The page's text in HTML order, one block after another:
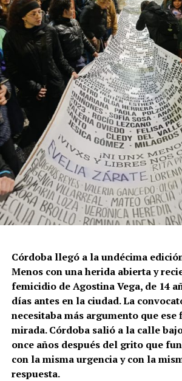
resisten otra avanzada sobre un
Por Francisco Pandolfi
Córdoba llegó a la undécima
Menos con una herida abierta y
femicidio de Agostina Vega, de 14
días antes en la ciudad. La
necesitaba más argumento que
mirada. Córdoba salió a la calle
once años después del grito que
con la misma urgencia y con la
respuesta.